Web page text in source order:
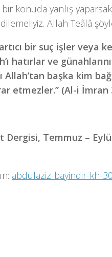
konuda yanlış
Allah Teâlâ
bir suç işler veya
hatırlar ve
Allah’tan başka kim
etmezler.” (Al-i İmran
Dergisi, Temmuz –
abdulaziz-bayindir-kh-